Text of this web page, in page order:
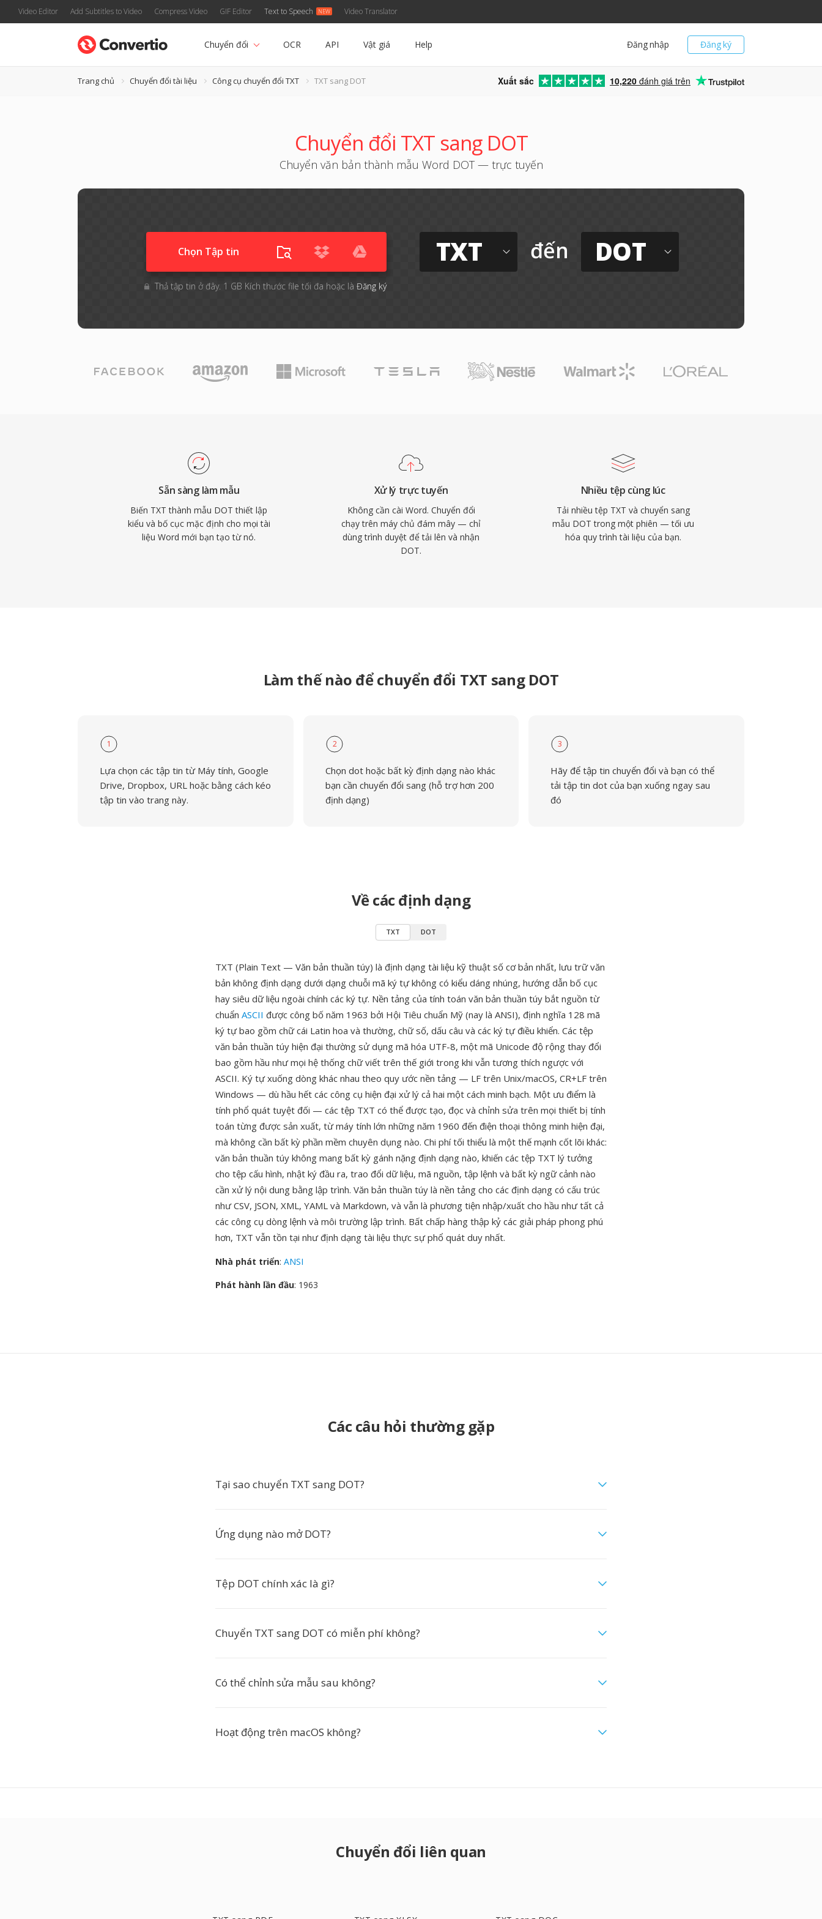
Video Editor Add Subtitles to Video Compress Video GIF Editor Text to Speech Video Translator
Đăng ký
Đăng nhập
Chuyển đổi OCR API Vật giá Help
Trang chủ Chuyển đổi tài liệu Công cụ chuyển đổi TXT TXT sang DOT Xuất sắc 10,220 đánh giá trên
Chuyển đổi TXT sang DOT
Chuyển văn bản thành mẫu Word DOT — trực tuyến
Chọn Tập tin
Thả tập tin ở đây. 1 GB Kích thước file tối đa hoặc là Đăng ký
TXT đến DOT
Sẵn sàng làm mẫu
Biến TXT thành mẫu DOT thiết lập
kiểu và bố cục mặc định cho mọi tài
liệu Word mới bạn tạo từ nó.
Xử lý trực tuyến
Không cần cài Word. Chuyển đổi
chạy trên máy chủ đám mây — chỉ
dùng trình duyệt để tải lên và nhận
DOT.
Nhiều tệp cùng lúc
Tải nhiều tệp TXT và chuyển sang
mẫu DOT trong một phiên — tối ưu
hóa quy trình tài liệu của bạn.
Làm thế nào để chuyển đổi TXT sang DOT
1
Lựa chọn các tập tin từ Máy tính, Google
Drive, Dropbox, URL hoặc bằng cách kéo
tập tin vào trang này.
2
Chọn dot hoặc bất kỳ định dạng nào khác
bạn cần chuyển đổi sang (hỗ trợ hơn 200
định dạng)
3
Hãy để tập tin chuyển đổi và bạn có thể
tải tập tin dot của bạn xuống ngay sau
đó
Về các định dạng
TXT DOT
TXT (Plain Text — Văn bản thuần túy) là định dạng tài liệu kỹ thuật số cơ bản nhất, lưu trữ văn
bản không định dạng dưới dạng chuỗi mã ký tự không có kiểu dáng nhúng, hướng dẫn bố cục
hay siêu dữ liệu ngoài chính các ký tự. Nền tảng của tính toán văn bản thuần túy bắt nguồn từ
chuẩn ASCII được công bố năm 1963 bởi Hội Tiêu chuẩn Mỹ (nay là ANSI), định nghĩa 128 mã
ký tự bao gồm chữ cái Latin hoa và thường, chữ số, dấu câu và các ký tự điều khiển. Các tệp
văn bản thuần túy hiện đại thường sử dụng mã hóa UTF-8, một mã Unicode độ rộng thay đổi
bao gồm hầu như mọi hệ thống chữ viết trên thế giới trong khi vẫn tương thích ngược với
ASCII. Ký tự xuống dòng khác nhau theo quy ước nền tảng — LF trên Unix/macOS, CR+LF trên
Windows — dù hầu hết các công cụ hiện đại xử lý cả hai một cách minh bạch. Một ưu điểm là
tính phổ quát tuyệt đối — các tệp TXT có thể được tạo, đọc và chỉnh sửa trên mọi thiết bị tính
toán từng được sản xuất, từ máy tính lớn những năm 1960 đến điện thoại thông minh hiện đại,
mà không cần bất kỳ phần mềm chuyên dụng nào. Chi phí tối thiểu là một thế mạnh cốt lõi khác:
văn bản thuần túy không mang bất kỳ gánh nặng định dạng nào, khiến các tệp TXT lý tưởng
cho tệp cấu hình, nhật ký đầu ra, trao đổi dữ liệu, mã nguồn, tập lệnh và bất kỳ ngữ cảnh nào
cần xử lý nội dung bằng lập trình. Văn bản thuần túy là nền tảng cho các định dạng có cấu trúc
như CSV, JSON, XML, YAML và Markdown, và vẫn là phương tiện nhập/xuất cho hầu như tất cả
các công cụ dòng lệnh và môi trường lập trình. Bất chấp hàng thập kỷ các giải pháp phong phú
hơn, TXT vẫn tồn tại như định dạng tài liệu thực sự phổ quát duy nhất.
Nhà phát triển: ANSI
Phát hành lần đầu: 1963
Các câu hỏi thường gặp
Tại sao chuyển TXT sang DOT?
Ứng dụng nào mở DOT?
Tệp DOT chính xác là gì?
Chuyển TXT sang DOT có miễn phí không?
Có thể chỉnh sửa mẫu sau không?
Hoạt động trên macOS không?
Chuyển đổi liên quan